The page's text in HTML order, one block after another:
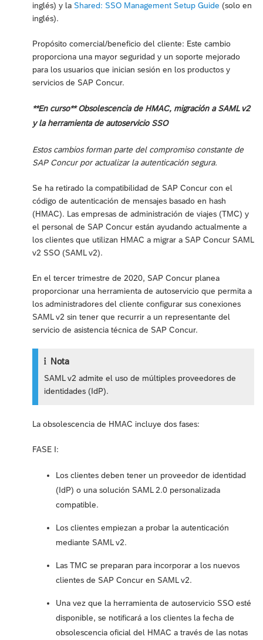
inglés) y la Shared: SSO Management Setup Guide (solo en
inglés).
Propósito comercial/beneficio del cliente: Este cambio
proporciona una mayor seguridad y un soporte mejorado
para los usuarios que inician sesión en los productos y
servicios de SAP Concur.
**En curso** Obsolescencia de HMAC, migración a SAML v2
y la herramienta de autoservicio SSO
Estos cambios forman parte del compromiso constante de
SAP Concur por actualizar la autenticación segura.
Se ha retirado la compatibilidad de SAP Concur con el
código de autenticación de mensajes basado en hash
(HMAC). Las empresas de administración de viajes (TMC) y
el personal de SAP Concur están ayudando actualmente a
los clientes que utilizan HMAC a migrar a SAP Concur SAML
v2 SSO (SAML v2).
En el tercer trimestre de 2020, SAP Concur planea
proporcionar una herramienta de autoservicio que permita a
los administradores del cliente configurar sus conexiones
SAML v2 sin tener que recurrir a un representante del
servicio de asistencia técnica de SAP Concur.
Nota
SAML v2 admite el uso de múltiples proveedores de
identidades (IdP).
La obsolescencia de HMAC incluye dos fases:
FASE I:
Los clientes deben tener un proveedor de identidad
(IdP) o una solución SAML 2.0 personalizada
compatible.
Los clientes empiezan a probar la autenticación
mediante SAML v2.
Las TMC se preparan para incorporar a los nuevos
clientes de SAP Concur en SAML v2.
Una vez que la herramienta de autoservicio SSO esté
disponible, se notificará a los clientes la fecha de
obsolescencia oficial del HMAC a través de las notas